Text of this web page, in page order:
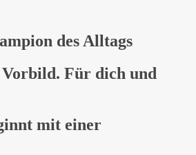
des Alltags
Vorbild. Für dich und
mit einer